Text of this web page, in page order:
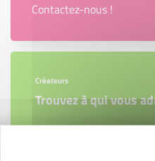
Contactez-nous !
Créateurs
Trouvez à qui vous
Créateurs, repreneurs,